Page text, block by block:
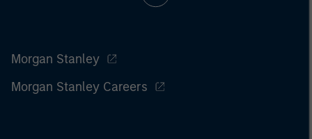
Morgan Stanley
Morgan Stanley Careers